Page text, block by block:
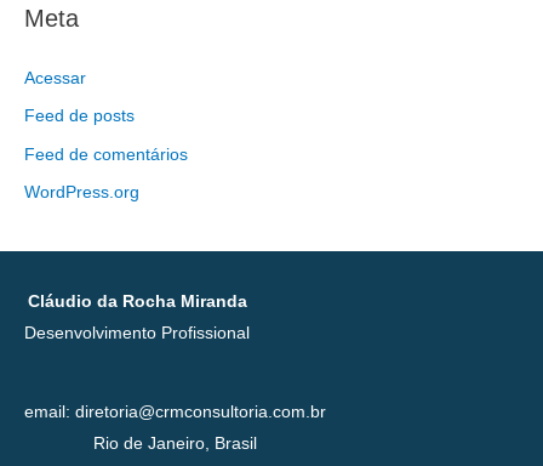
Meta
Acessar
Feed de posts
Feed de comentários
WordPress.org
Cláudio da Rocha Miranda
Desenvolvimento Profissional
email: diretoria@crmconsultoria.com.br
Rio de Janeiro, Brasil